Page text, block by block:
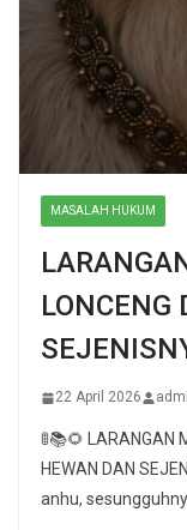
MASALAH HUKUM
LONCENG
22 April 2026
🚦📚🌻 LARANGAN
HEWAN DAN